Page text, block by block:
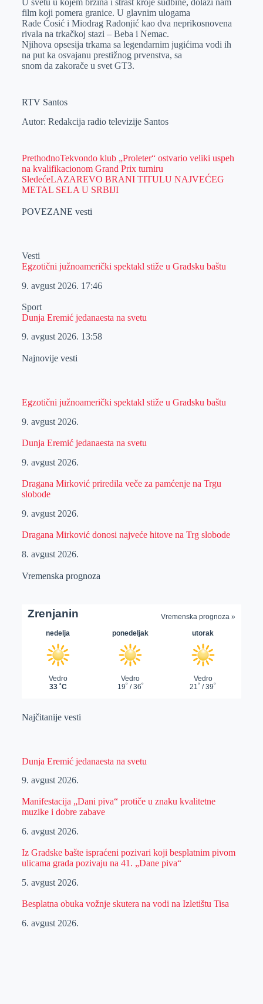
U svetu u kojem brzina i strast kroje sudbine, dolazi nam
film koji pomera granice. U glavnim ulogama
Rade Ćosić i Miodrag Radonjić kao dva neprikosnovena
rivala na trkačkoj stazi – Beba i Nemac.
Njihova opsesija trkama sa legendarnim jugićima vodi ih
na put ka osvajanu prestižnog prvenstva, sa
snom da zakorače u svet GT3.
RTV Santos
Autor: Redakcija radio televizije Santos
PrethodnoTekvondo klub „Proleter“ ostvario veliki uspeh
na kvalifikacionom Grand Prix turniru
SledećeLAZAREVO BRANI TITULU NAJVEĆEG
METAL SELA U SRBIJI
POVEZANE vesti
Vesti
Egzotični južnoamerički spektakl stiže u Gradsku baštu
9. avgust 2026. 17:46
Sport
Dunja Eremić jedanaesta na svetu
9. avgust 2026. 13:58
Najnovije vesti
Egzotični južnoamerički spektakl stiže u Gradsku baštu
9. avgust 2026.
Dunja Eremić jedanaesta na svetu
9. avgust 2026.
Dragana Mirković priredila veče za pamćenje na Trgu
slobode
9. avgust 2026.
Dragana Mirković donosi najveće hitove na Trg slobode
8. avgust 2026.
Vremenska prognoza
Najčitanije vesti
Dunja Eremić jedanaesta na svetu
9. avgust 2026.
Manifestacija „Dani piva“ protiče u znaku kvalitetne
muzike i dobre zabave
6. avgust 2026.
Iz Gradske bašte ispraćeni pozivari koji besplatnim pivom
ulicama grada pozivaju na 41. „Dane piva“
5. avgust 2026.
Besplatna obuka vožnje skutera na vodi na Izletištu Tisa
6. avgust 2026.